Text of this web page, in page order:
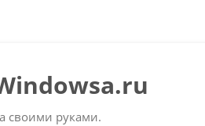
своими руками.